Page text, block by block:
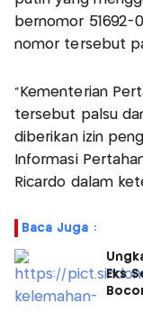
bernomor 51692-
nomor tersebut
“Kementerian
tersebut palsu
diberikan izin
Informasi
Ricardo dalam
Baca Juga :
Eks